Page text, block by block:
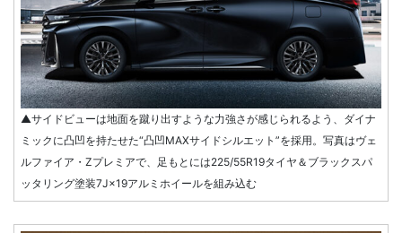
▲サイドビューは地面を蹴り出すような力強さが感じられるよう、ダイナ
ミックに凸凹を持たせた“凸凹MAXサイドシルエット”を採用。写真はヴェ
ルファイア・Zプレミアで、足もとには225/55R19タイヤ＆ブラックスパ
ッタリング塗装7J×19アルミホイールを組み込む